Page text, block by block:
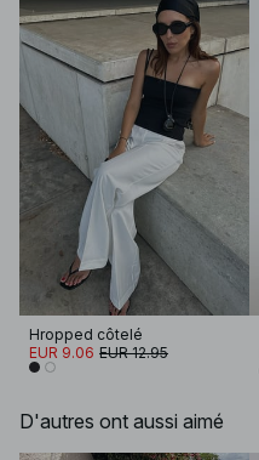
Hropped côtelé
EUR 9.06 EUR 12.95
D'autres ont aussi aimé